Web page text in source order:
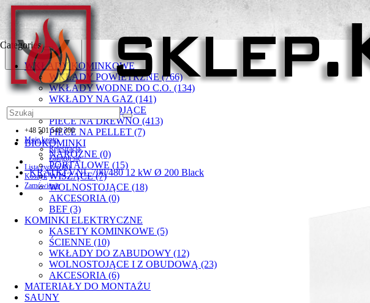
+48 501 549 300
Moje konto
Rejestracja
Zaloguj się
Lista życzeń (0)
Koszyk
Zamówienie
Categories
WKŁADY KOMINKOWE
WKŁADY POWIETRZNE (766)
WKŁADY WODNE DO C.O. (134)
WKŁADY NA GAZ (141)
PIECYKI WOLNOSTOJĄCE
PIECE NA DREWNO (413)
PIECE NA PELLET (7)
BIOKOMINKI
NAROŻNE (0)
PORTALOWE (15)
WISZĄCE (7)
WOLNOSTOJĄCE (18)
AKCESORIA (0)
BEF (3)
KOMINKI ELEKTRYCZNE
KASETY KOMINKOWE (5)
ŚCIENNE (10)
WKŁADY DO ZABUDOWY (12)
WOLNOSTOJĄCE I Z OBUDOWĄ (23)
AKCESORIA (6)
MATERIAŁY DO MONTAŻU
SAUNY
KRATKI VNL 700/480 12 kW Ø 200 Black